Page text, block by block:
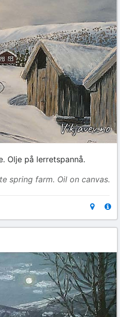
Olje på lerretspannå.
spring farm. Oil on canvas.